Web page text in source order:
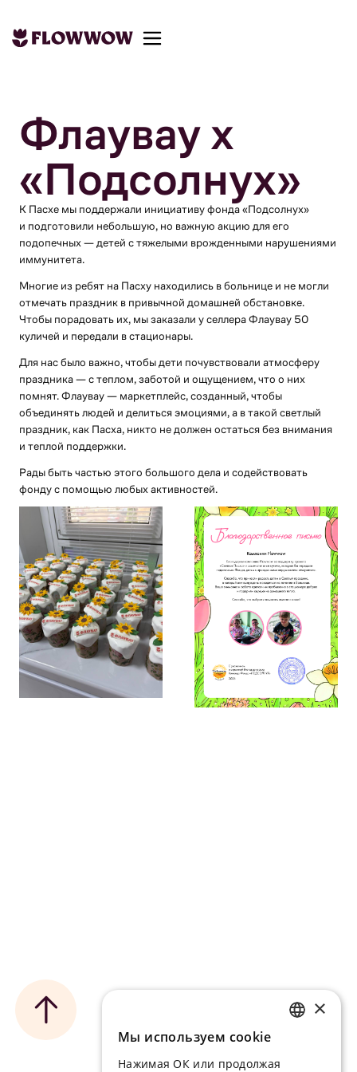
Флаувау х
«Подсолнух»
К Пасхе мы поддержали инициативу фонда «Подсолнух»
и подготовили небольшую, но важную акцию для его
подопечных — детей с тяжелыми врожденными нарушениями
иммунитета.
Многие из ребят на Пасху находились в больнице и не могли
отмечать праздник в привычной домашней обстановке.
Чтобы порадовать их, мы заказали у селлера Флаувау 50
куличей и передали в стационары.
Для нас было важно, чтобы дети почувствовали атмосферу
праздника — с теплом, заботой и ощущением, что о них
помнят. Флаувау — маркетплейс, созданный, чтобы
объединять людей и делиться эмоциями, а в такой светлый
праздник, как Пасха, никто не должен остаться без внимания
и теплой поддержки.
Рады быть частью этого большого дела и содействовать
фонду с помощью любых активностей.
ENGLISH
×
Мы используем сookie
Нажимая ОК или продолжая